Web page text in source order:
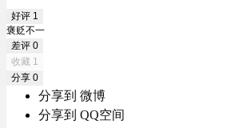
好评 1
褒贬不一
差评 0
收藏 1
分享 0
分享到 微博
分享到 QQ空间